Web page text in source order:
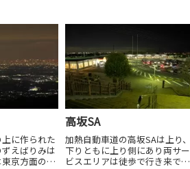
に作られた
えばりみは
京方面の夜
高坂SA
加熱自動車道の高坂SAは上り、
下りともに上り側にあり両サー
ビスエリアは徒歩で行き来でき